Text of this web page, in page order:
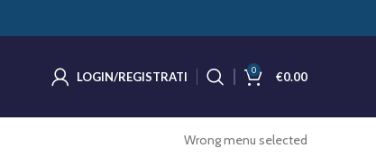
LOGIN/REGISTRATI 0 €0.00
Wrong menu selected